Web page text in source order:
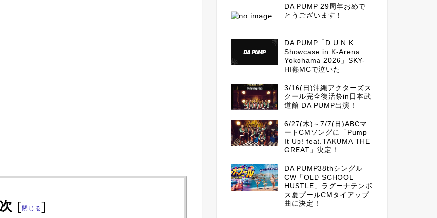
[閉じる]
DA PUMP 29周年おめで
とうございます！
DA PUMP「D.U.N.K.
Showcase in K-Arena
Yokohama 2026」SKY-
HI熱MCで泣いた
3/16(日)沖縄アクターズス
クール完全復活祭in日本武
道館 DA PUMP出演！
6/27(木)～7/7(日)ABCマ
ートCMソングに「Pump
It Up! feat.TAKUMA THE
GREAT」決定！
DA PUMP38thシングル
CW「OLD SCHOOL
HUSTLE」ラグーナテンボ
ス夏プールCMタイアップ
曲に決定！